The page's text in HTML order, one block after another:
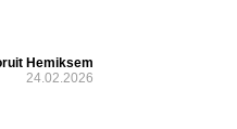
Hemiksem
24.02.2026